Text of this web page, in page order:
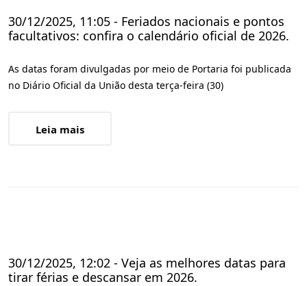
30/12/2025, 11:05 - Feriados nacionais e pontos
facultativos: confira o calendário oficial de 2026.
As datas foram divulgadas por meio de Portaria foi publicada
no Diário Oficial da União desta terça-feira (30)
Leia mais
30/12/2025, 12:02 - Veja as melhores datas para
tirar férias e descansar em 2026.